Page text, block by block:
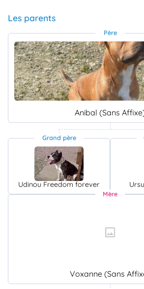
Les parents
Père
Anibal (Sans
Grand père
Udinou Freedom forever
Mère
Voxanne (Sans